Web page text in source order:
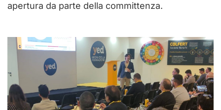
apertura da parte della committenza.